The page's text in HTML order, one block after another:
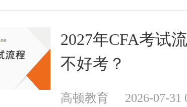
2027年CFA考试
不好考？
高顿教育 2026-07-31